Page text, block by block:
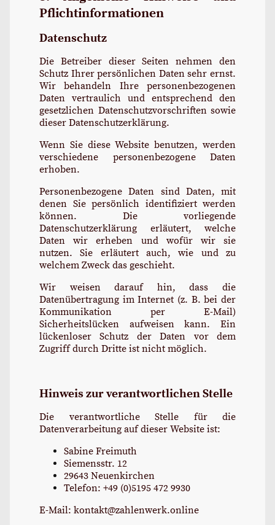
Pflichtinformationen
Datenschutz
Die Betreiber dieser Seiten nehmen den
Schutz Ihrer persönlichen Daten sehr ernst.
Wir behandeln Ihre personenbezogenen
Daten vertraulich und entsprechend den
gesetzlichen Datenschutzvorschriften sowie
dieser Datenschutzerklärung.
Wenn Sie diese Website benutzen, werden
verschiedene personenbezogene Daten
erhoben.
Personenbezogene Daten sind Daten, mit
denen Sie persönlich identifiziert werden
können. Die vorliegende
Datenschutzerklärung erläutert, welche
Daten wir erheben und wofür wir sie
nutzen. Sie erläutert auch, wie und zu
welchem Zweck das geschieht.
Wir weisen darauf hin, dass die
Datenübertragung im Internet (z. B. bei der
Kommunikation per E-Mail)
Sicherheitslücken aufweisen kann. Ein
lückenloser Schutz der Daten vor dem
Zugriff durch Dritte ist nicht möglich.
Hinweis zur verantwortlichen Stelle
Die verantwortliche Stelle für die
Datenverarbeitung auf dieser Website ist:
Sabine Freimuth
Siemensstr. 12
29643 Neuenkirchen
Telefon: +49 (0)5195 472 9930
E-Mail: kontakt@zahlenwerk.online